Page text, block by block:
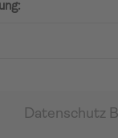
Datenschutz